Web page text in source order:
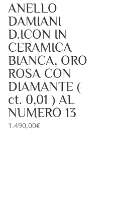
ANELLO
DAMIANI
D.ICON IN
CERAMICA
BIANCA, ORO
ROSA CON
DIAMANTE (
ct. 0,01 ) AL
NUMERO 13
1.490,00€